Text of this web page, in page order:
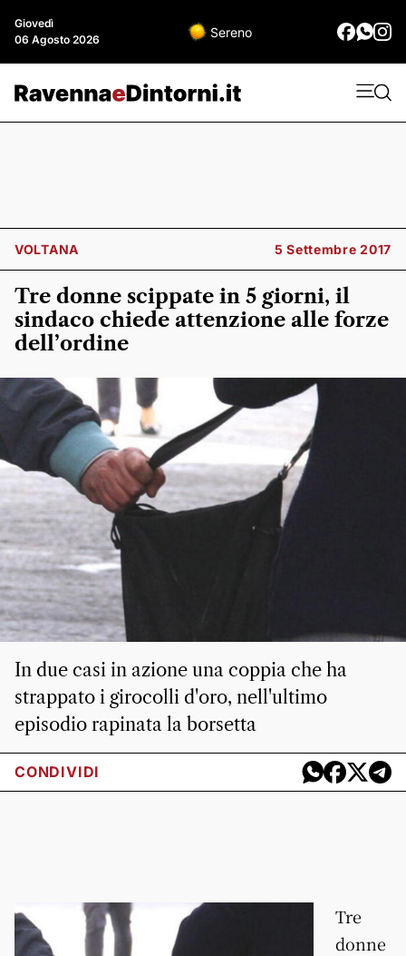
Giovedì
06 Agosto 2026
Sereno
VOLTANA 5 Settembre 2017
Tre donne scippate in 5 giorni, il
sindaco chiede attenzione alle forze
dell’ordine
In due casi in azione una coppia che ha
strappato i girocolli d'oro, nell'ultimo
episodio rapinata la borsetta
CONDIVIDI
Tre
donne